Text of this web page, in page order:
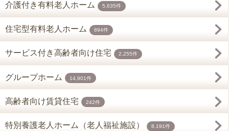
介護付き有料老人ホーム 5,635件
住宅型有料老人ホーム 894件
サービス付き高齢者向け住宅 2,255件
グループホーム 14,901件
高齢者向け賃貸住宅 242件
特別養護老人ホーム（老人福祉施設） 8,191件